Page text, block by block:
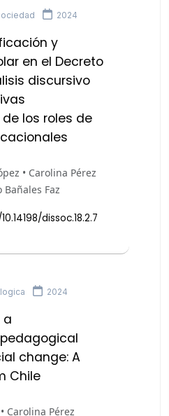
2024
y
en el Decreto
discursivo
los roles de
• Carolina Pérez
Faz
dissoc.18.2.7
2024
a
change: A
Chile
Carolina Pérez